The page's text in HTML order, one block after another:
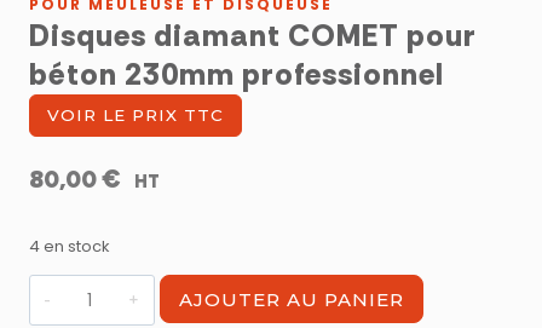
POUR MEULEUSE ET DISQUEUSE
Disques diamant COMET pour
béton 230mm professionnel
VOIR LE PRIX TTC
80,00€ HT
4 en stock
quantité
de
AJOUTER AU PANIER